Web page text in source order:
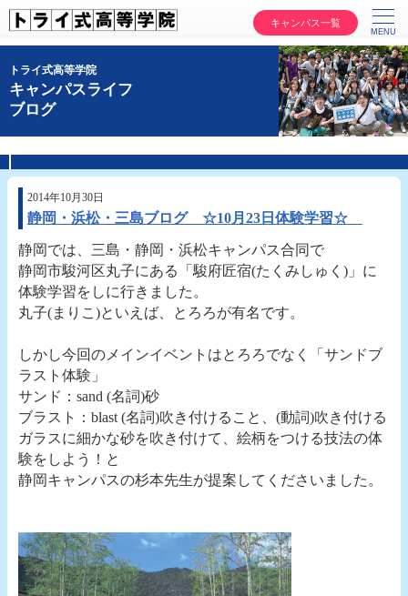
キャンパス一覧
トライ式高等学院
キャンパスライフ
ブログ
2014年10月30日
静岡・浜松・三島ブログ ☆10月23日体験学習☆
静岡では、三島・静岡・浜松キャンパス合同で
静岡市駿河区丸子にある「駿府匠宿(たくみしゅく)」に
体験学習をしに行きました。
丸子(まりこ)といえば、とろろが有名です。
しかし今回のメインイベントはとろろでなく「サンドブ
ラスト体験」
サンド：sand (名詞)砂
ブラスト：blast (名詞)吹き付けること、(動詞)吹き付ける
ガラスに細かな砂を吹き付けて、絵柄をつける技法の体
験をしよう！と
静岡キャンパスの杉本先生が提案してくださいました。